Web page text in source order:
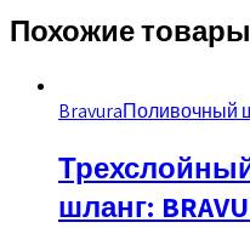
Похожие товары
BravuraПоливочный
шланг: